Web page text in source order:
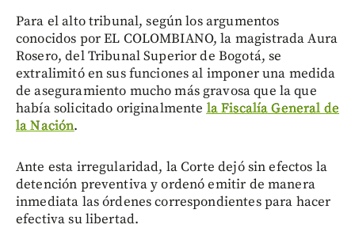
Para el alto tribunal, según los argumentos
conocidos por EL COLOMBIANO, la magistrada Aura
Rosero, del Tribunal Superior de Bogotá, se
extralimitó en sus funciones al imponer una medida
de aseguramiento mucho más gravosa que la que
había solicitado originalmente la Fiscalía General de
la Nación.
Ante esta irregularidad, la Corte dejó sin efectos la
detención preventiva y ordenó emitir de manera
inmediata las órdenes correspondientes para hacer
efectiva su libertad.